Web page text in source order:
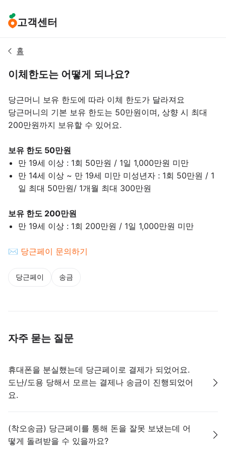
고객센터
홈
이체한도는 어떻게 되나요?
당근머니 보유 한도에 따라 이체 한도가 달라져요
당근머니의 기본 보유 한도는 50만원이며, 상향 시 최대
200만원까지 보유할 수 있어요.
보유 한도 50만원
만 19세 이상 : 1회 50만원 / 1일 1,000만원 미만
만 14세 이상 ~ 만 19세 미만 미성년자 : 1회 50만원 / 1
일 최대 50만원/ 1개월 최대 300만원
보유 한도 200만원
만 19세 이상 : 1회 200만원 / 1일 1,000만원 미만
✉ 당근페이 문의하기
당근페이 송금
자주 묻는 질문
휴대폰을 분실했는데 당근페이로 결제가 되었어요.
도난/도용 당해서 모르는 결제나 송금이 진행되었어
요.
(착오송금) 당근페이를 통해 돈을 잘못 보냈는데 어
떻게 돌려받을 수 있을까요?